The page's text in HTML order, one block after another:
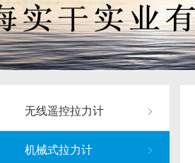
无线遥控拉力计
机械式拉力计